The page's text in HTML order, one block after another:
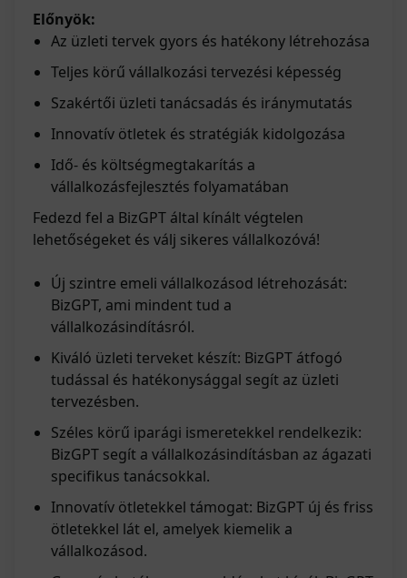
Előnyök:
Az üzleti tervek gyors és hatékony létrehozása
Teljes körű vállalkozási tervezési képesség
Szakértői üzleti tanácsadás és iránymutatás
Innovatív ötletek és stratégiák kidolgozása
Idő- és költségmegtakarítás a
vállalkozásfejlesztés folyamatában
Fedezd fel a BizGPT által kínált végtelen
lehetőségeket és válj sikeres vállalkozóvá!
Új szintre emeli vállalkozásod létrehozását:
BizGPT, ami mindent tud a
vállalkozásindításról.
Kiváló üzleti terveket készít: BizGPT átfogó
tudással és hatékonysággal segít az üzleti
tervezésben.
Széles körű iparági ismeretekkel rendelkezik:
BizGPT segít a vállalkozásindításban az ágazati
specifikus tanácsokkal.
Innovatív ötletekkel támogat: BizGPT új és friss
ötletekkel lát el, amelyek kiemelik a
vállalkozásod.